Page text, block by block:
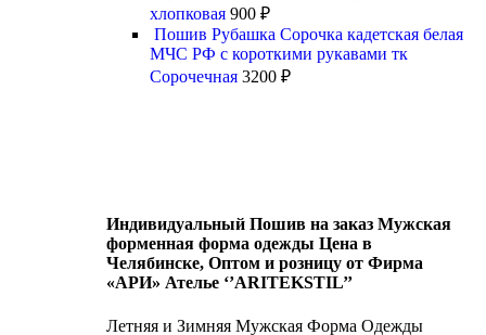
хлопковая 900 ₽
Пошив Рубашка Сорочка кадетская белая
МЧС РФ с короткими рукавами тк
Сорочечная 3200 ₽
Индивидуальный Пошив на заказ Мужская
форменная форма одежды Цена в
Челябинске, Оптом и розницу от Фирма
«АРИ» Ателье ‘’ARITEKSTIL’’
Летняя и Зимняя Мужская Форма Одежды